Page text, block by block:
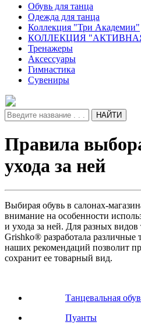
Обувь для танца
Одежда для танца
Коллекция "Три Академии"
КОЛЛЕКЦИЯ
Тренажеры
Аксессуары
Гимнастика
Сувениры
НАЙТИ
Правила
ухода за ней
Выбирая обувь в салонах-
внимание на особенности
и ухода за ней. Для разных
Grishko® разработала
наших рекомендаций позволит
сохранит ее товарный вид.
Танцевальная
Пуанты